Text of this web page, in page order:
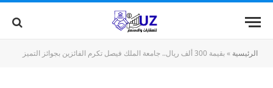
الرئيسية »بقيمة 300 ألف ريال.. جامعة الملك فيصل تكرم الفائزين بجوائز التميز